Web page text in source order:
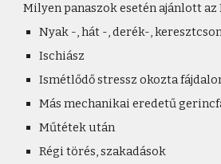
Milyen panaszok esetén ajánlott az
Nyak -, hát -, derék-,
Ischiász
Ismétlődő stressz okozta
Más mechanikai eredetű
Műtétek után
Régi törés, szakadások